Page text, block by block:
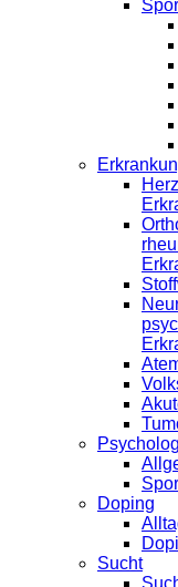
Doping
Sucht